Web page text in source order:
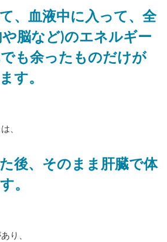
、血液中に入って、全
脳など)のエネルギー
も余ったものだけが
す。
、
後、そのまま肝臓で体
。
り、